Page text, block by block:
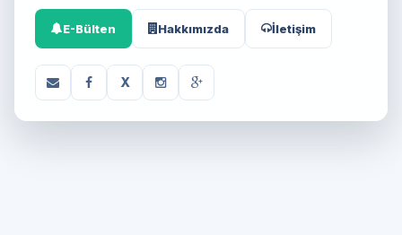
E-Bülten Hakkımızda İletişim
X